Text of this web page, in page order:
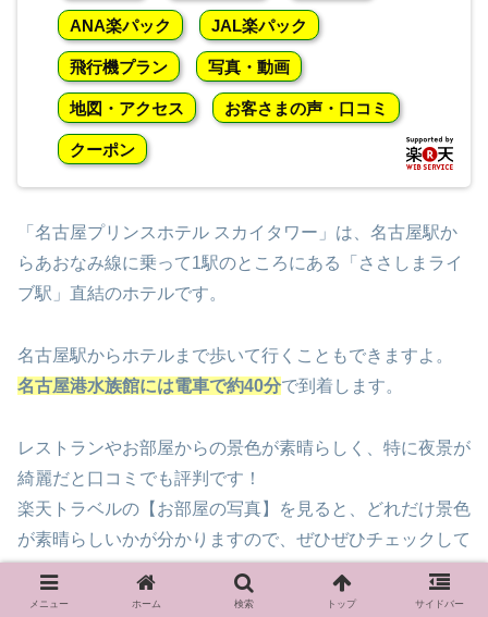
ANA楽パック JAL楽パック
飛行機プラン 写真・動画
地図・アクセス お客さまの声・口コミ
クーポン
「名古屋プリンスホテル スカイタワー」は、名古屋駅か
らあおなみ線に乗って1駅のところにある「ささしまライ
ブ駅」直結のホテルです。
名古屋駅からホテルまで歩いて行くこともできますよ。
名古屋港水族館には電車で約40分で到着します。
レストランやお部屋からの景色が素晴らしく、特に夜景が
綺麗だと口コミでも評判です！
楽天トラベルの【お部屋の写真】を見ると、どれだけ景色
が素晴らしいかが分かりますので、ぜひぜひチェックして
メニュー ホーム 検索 トップ サイドバー